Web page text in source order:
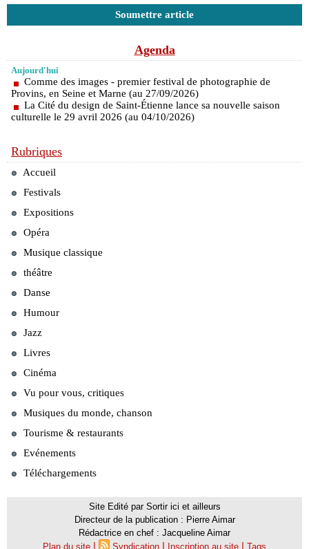
Soumettre article
Agenda
Aujourd'hui
Comme des images - premier festival de photographie de
Provins, en Seine et Marne (au 27/09/2026)
La Cité du design de Saint-Étienne lance sa nouvelle saison
culturelle le 29 avril 2026 (au 04/10/2026)
Rubriques
Accueil
Festivals
Expositions
Opéra
Musique classique
théâtre
Danse
Humour
Jazz
Livres
Cinéma
Vu pour vous, critiques
Musiques du monde, chanson
Tourisme & restaurants
Evénements
Téléchargements
Site Edité par Sortir ici et ailleurs
Directeur de la publication : Pierre Aimar
Rédactrice en chef : Jacqueline Aimar
Plan du site | Syndication | Inscription au site | Tags